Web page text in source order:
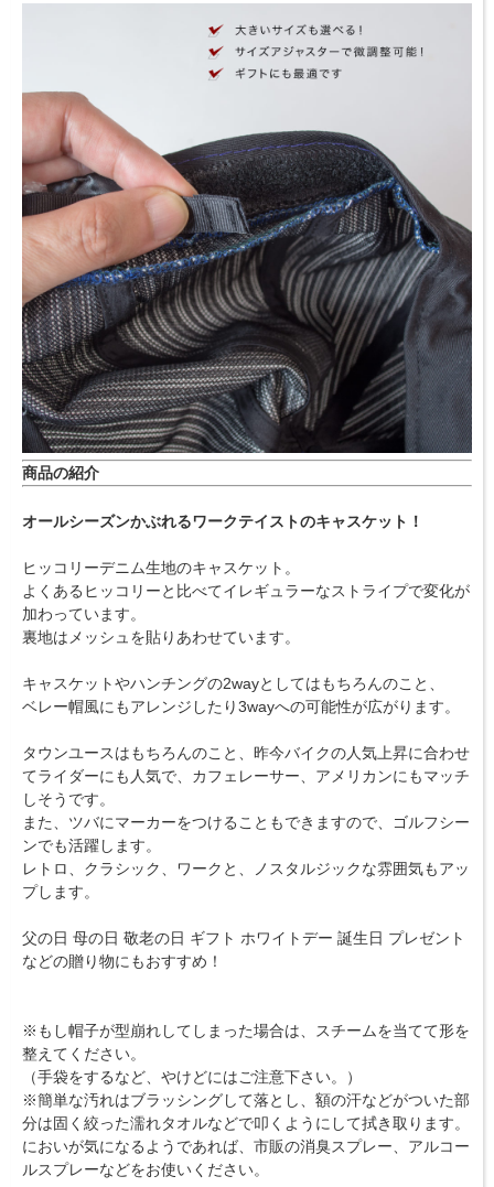
商品の紹介
オールシーズンかぶれるワークテイストのキャスケット！
ヒッコリーデニム生地のキャスケット。
よくあるヒッコリーと比べてイレギュラーなストライプで変化が
加わっています。
裏地はメッシュを貼りあわせています。
キャスケットやハンチングの2wayとしてはもちろんのこと、
ベレー帽風にもアレンジしたり3wayへの可能性が広がります。
タウンユースはもちろんのこと、昨今バイクの人気上昇に合わせ
てライダーにも人気で、カフェレーサー、アメリカンにもマッチ
しそうです。
また、ツバにマーカーをつけることもできますので、ゴルフシー
ンでも活躍します。
レトロ、クラシック、ワークと、ノスタルジックな雰囲気もアッ
プします。
父の日 母の日 敬老の日 ギフト ホワイトデー 誕生日 プレゼント
などの贈り物にもおすすめ！
※もし帽子が型崩れしてしまった場合は、スチームを当てて形を
整えてください。
（手袋をするなど、やけどにはご注意下さい。）
※簡単な汚れはブラッシングして落とし、額の汗などがついた部
分は固く絞った濡れタオルなどで叩くようにして拭き取ります。
においが気になるようであれば、市販の消臭スプレー、アルコー
ルスプレーなどをお使いください。